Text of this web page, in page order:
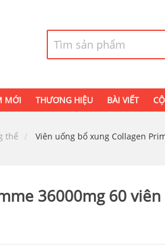
MỚI THƯƠNG HIỆU BÀI VIẾT
thể Viên uống bổ xung Collagen
36000mg 60 viên